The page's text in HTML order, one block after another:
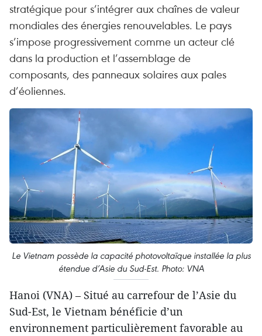
stratégique pour s’intégrer aux chaînes de valeur
mondiales des énergies renouvelables. Le pays
s’impose progressivement comme un acteur clé
dans la production et l’assemblage de
composants, des panneaux solaires aux pales
d’éoliennes.
Le Vietnam possède la capacité photovoltaïque installée la plus
étendue d’Asie du Sud-Est. Photo: VNA
Hanoi (VNA) – Situé au carrefour de l’Asie du
Sud-Est, le Vietnam bénéficie d’un
environnement particulièrement favorable au